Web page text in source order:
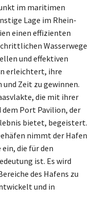
im maritimen
Lage im Rhein-
einen effizienten
Wasserwege
und effektiven
erleichtert, ihre
Zeit zu gewinnen.
die mit ihrer
Port Pavilion, der
bietet, begeistert.
nimmt der Hafen
die für den
ist. Es wird
des Hafens zu
und in